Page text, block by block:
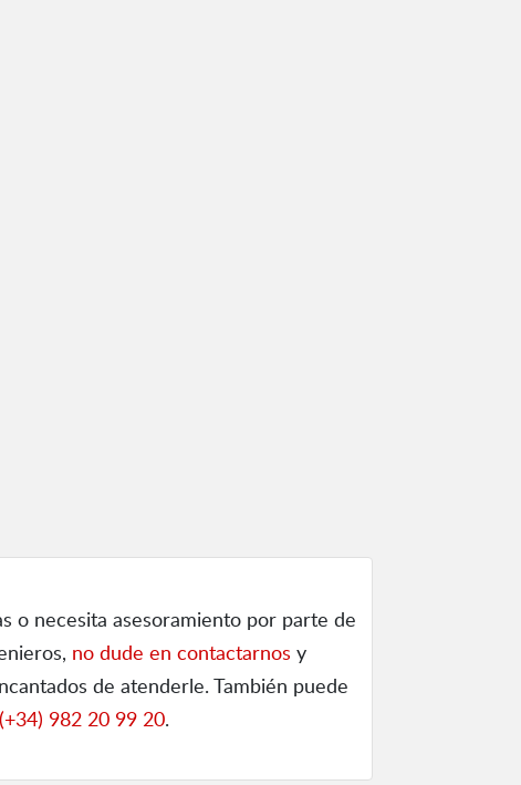
o necesita asesoramiento por parte de
no dude en contactarnos y
de atenderle. También puede
(+34) 982 20 99 20.